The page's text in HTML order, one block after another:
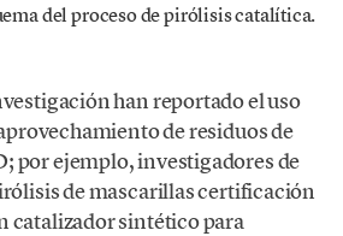
del proceso de pirólisis catalítica.
han reportado el uso
de residuos de
por ejemplo, investigadores de
de mascarillas certificación
catalizador sintético para